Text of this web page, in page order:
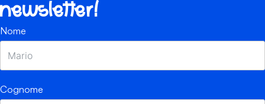
newsletter!
Nome
Cognome